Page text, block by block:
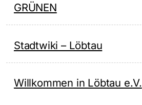
GRÜNEN
Stadtwiki – Löbtau
Willkommen in Löbtau e.V.